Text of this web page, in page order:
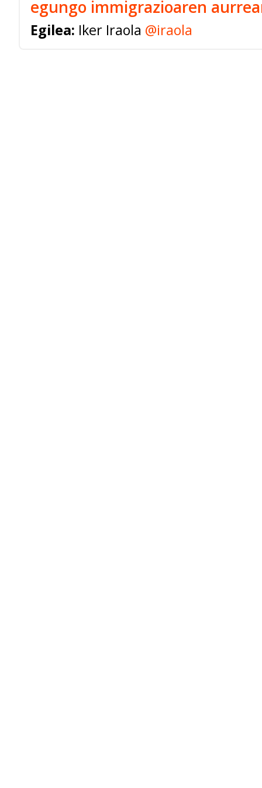
egungo immigrazioaren
Egilea: Iker Iraola @iraola